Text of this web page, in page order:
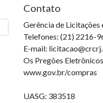
Contato
Gerência de Licitações
Telefones: (21) 2216-
E-mail:
Os Pregões
www.gov.br/compras
UASG: 383518